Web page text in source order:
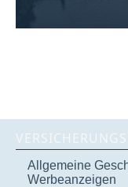
Allgemeine
Werbeanzeigen